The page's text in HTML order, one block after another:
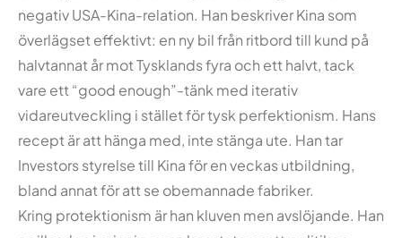
negativ USA-Kina-relation. Han beskriver Kina som
överlägset effektivt: en ny bil från ritbord till kund på
halvtannat år mot Tysklands fyra och ett halvt, tack
vare ett “good enough”-tänk med iterativ
vidareutveckling i stället för tysk perfektionism. Hans
recept är att hänga med, inte stänga ute. Han tar
Investors styrelse till Kina för en veckas utbildning,
bland annat för att se obemannade fabriker.
Kring protektionism är han kluven men avslöjande. Han